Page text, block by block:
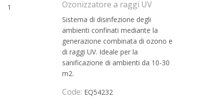
Ozonizzatore a raggi UV
Sistema di disinfezione degli
ambienti confinati mediante la
generazione combinata di ozono e
di raggi UV. Ideale per la
sanificazione di ambienti da 10-30
m2.
Code: EQ54232